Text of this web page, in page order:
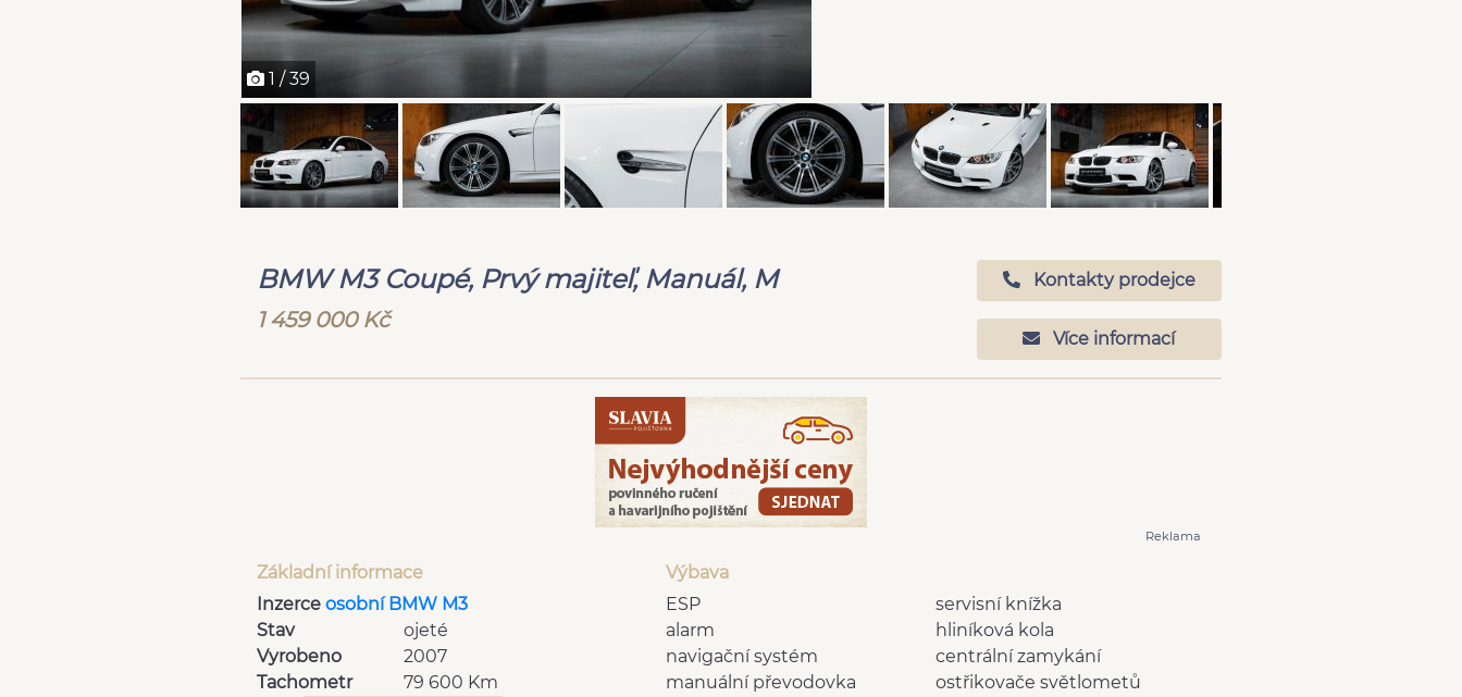
1 / 39
BMW M3 Coupé, Prvý majiteľ, Manuál, M
1 459 000 Kč
Kontakty prodejce
Více informací
Reklama
Základní informace
Inzerce osobní BMW M3
Stav
ojeté
Vyrobeno
2007
Tachometr
79 600 Km
Výbava
servisní knížka
ESP
hliníková kola
alarm
centrální zamykání
navigační systém
ostřikovače světlometů
manuální převodovka